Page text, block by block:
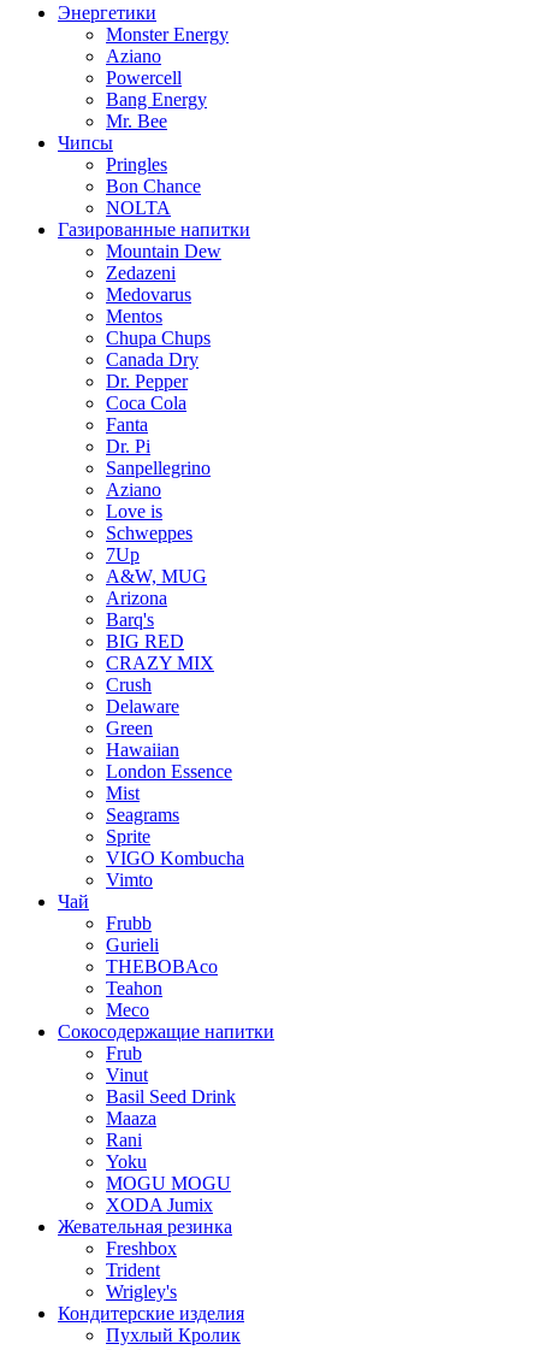
Энергетики
Monster Energy
Aziano
Powercell
Bang Energy
Mr. Bee
Чипсы
Pringles
Bon Chance
NOLTA
Газированные напитки
Mountain Dew
Zedazeni
Medovarus
Mentos
Chupa Chups
Canada Dry
Dr. Pepper
Coca Cola
Fanta
Dr. Pi
Sanpellegrino
Aziano
Love is
Schweppes
7Up
A&W, MUG
Arizona
Barq's
BIG RED
CRAZY MIX
Crush
Delaware
Green
Hawaiian
London Essence
Mist
Seagrams
Sprite
VIGO Kombucha
Vimto
Чай
Frubb
Gurieli
THEBOBAco
Teahon
Meco
Сокосодержащие напитки
Frub
Vinut
Basil Seed Drink
Maaza
Rani
Yoku
MOGU MOGU
XODA Jumix
Жевательная резинка
Freshbox
Trident
Wrigley's
Кондитерские изделия
Пухлый Кролик